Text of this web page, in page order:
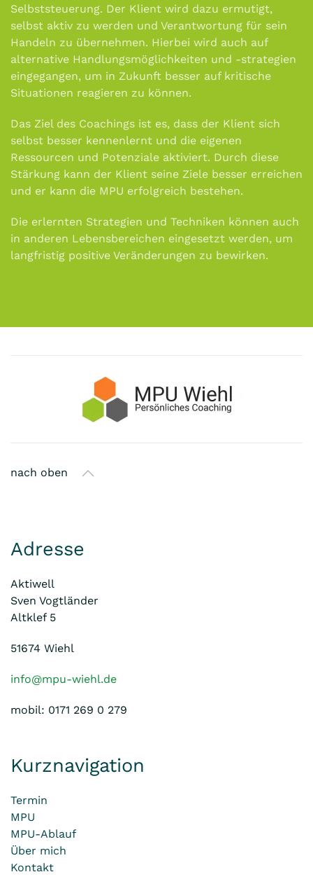
Selbststeuerung. Der Klient wird dazu ermutigt,
selbst aktiv zu werden und Verantwortung für sein
Handeln zu übernehmen. Hierbei wird auch auf
alternative Handlungsmöglichkeiten und -strategien
eingegangen, um in Zukunft besser auf kritische
Situationen reagieren zu können.
Das Ziel des Coachings ist es, dass der Klient sich
selbst besser kennenlernt und die eigenen
Ressourcen und Potenziale aktiviert. Durch diese
Stärkung kann der Klient seine Ziele besser erreichen
und er kann die MPU erfolgreich bestehen.
Die erlernten Strategien und Techniken können auch
in anderen Lebensbereichen eingesetzt werden, um
langfristig positive Veränderungen zu bewirken.
nach oben
Adresse
Aktiwell
Sven Vogtländer
Altklef 5
51674 Wiehl
info@mpu-wiehl.de
mobil: 0171 269 0 279
Kurznavigation
Termin
MPU
MPU-Ablauf
Über mich
Kontakt